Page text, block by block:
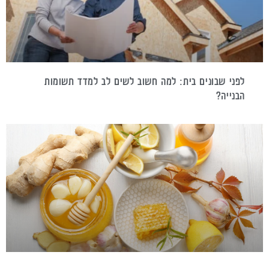
לפני שבונים בית: למה חשוב לשים לב למדד תשומות
הבנייה?